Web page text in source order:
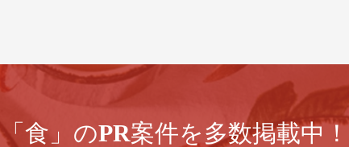
「食」のPR案件を多数掲載中！